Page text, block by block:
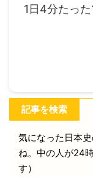
1日4分たっ
記事を検索
気になった日本
ね。中の人が24
す）